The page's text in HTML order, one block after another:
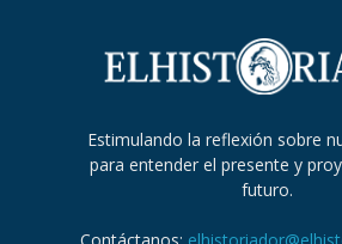
Estimulando la reflexión sobre
para entender el presente y
futuro.
Contáctanos: